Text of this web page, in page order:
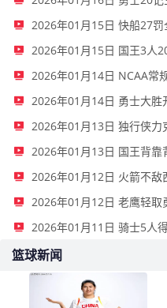
篮球新闻